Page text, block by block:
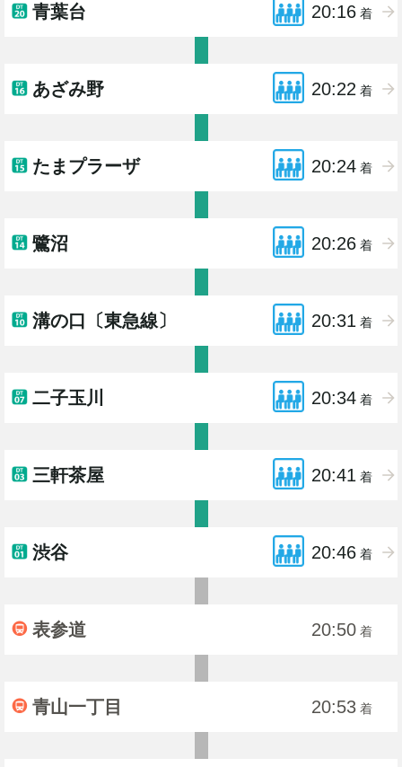
青葉台 20:16 着
あざみ野 20:22 着
たまプラーザ 20:24 着
鷺沼 20:26 着
溝の口〔東急線〕 20:31 着
二子玉川 20:34 着
三軒茶屋 20:41 着
渋谷 20:46 着
表参道 20:50 着
青山一丁目 20:53 着